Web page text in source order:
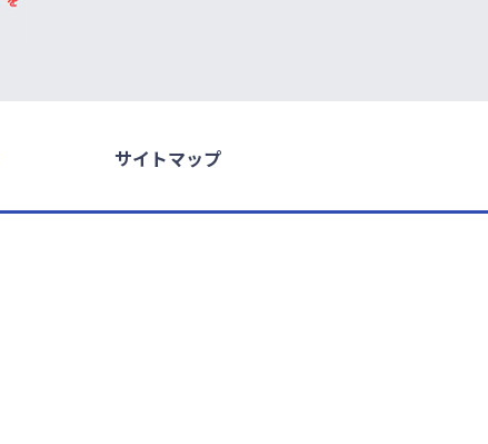
サイトマップ